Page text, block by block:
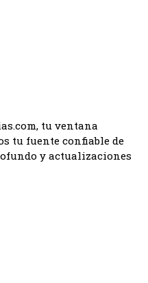
tu ventana
tu fuente confiable de
y actualizaciones